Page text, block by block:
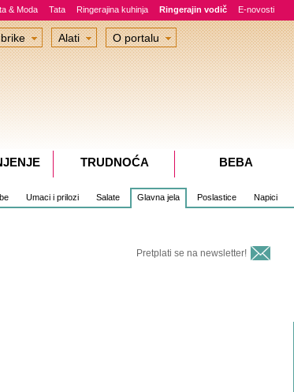
& Moda Tata Ringerajina kuhinja Ringerajin vodič E-novosti
Umaci i prilozi Salate Glavna jela Poslastice Napici
Pretplati se na newsletter!
Alati O portalu
TRUDNOĆA BEBA